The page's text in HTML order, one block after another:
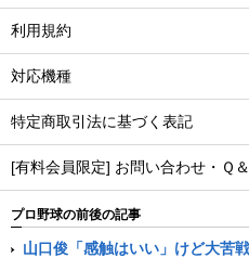
利用規約
対応機種
特定商取引法に基づく表記
[有料会員限定] お問い合わせ・Ｑ
プロ野球の前後の記事
山口俊「感触はいい」けど大苦